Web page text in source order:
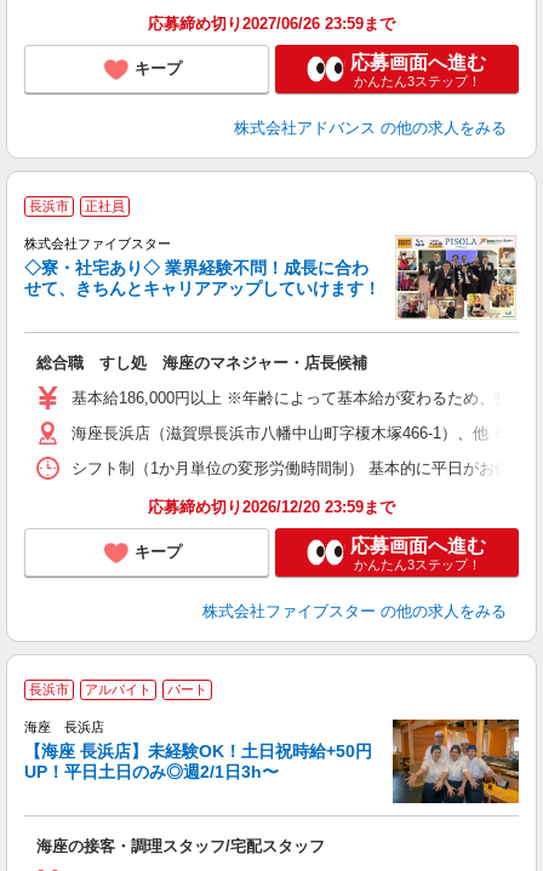
応募締め切り2027/06/26 23:59まで
キープ 応募画面へ進む
かんたん3ステップ！
株式会社アドバンス の他の求人をみる
長浜市 正社員
株式会社ファイブスター
◇寮・社宅あり◇ 業界経験不問！成長に合わ
せて、きちんとキャリアアップしていけます！
総合職 すし処 海座のマネジャー・店長候補
基本給186,000円以上 ※年齢によって基本給が変わるため、担
海座長浜店（滋賀県長浜市八幡中山町字榎木塚466-1）、他 ※転
シフト制（1か月単位の変形労働時間制） 基本的に平日がお休
応募締め切り2026/12/20 23:59まで
キープ 応募画面へ進む
かんたん3ステップ！
株式会社ファイブスター の他の求人をみる
長浜市 アルバイト パート
海座 長浜店
【海座 長浜店】未経験OK！土日祝時給+50円
UP！平日土日のみ◎週2/1日3h〜
海座の接客・調理スタッフ/宅配スタッフ